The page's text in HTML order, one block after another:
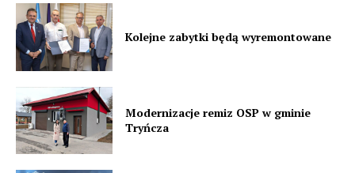
Kolejne zabytki będą wyremontowane
Modernizacje remiz OSP w gminie
Tryńcza